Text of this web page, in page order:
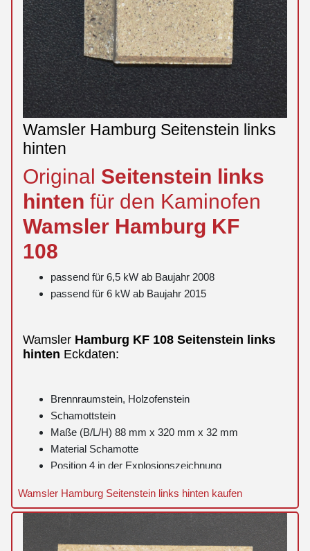
Wamsler Hamburg Seitenstein links
hinten
Original Seitenstein links
hinten für den Kaminofen
Wamsler Hamburg KF
108
passend für 6,5 kW ab Baujahr 2008
passend für 6 kW ab Baujahr 2015
Wamsler Hamburg KF 108 Seitenstein links
hinten Eckdaten:
Brennraumstein, Holzofenstein
Schamottstein
Maße (B/L/H) 88 mm x 320 mm x 32 mm
Material Schamotte
Position 4 in der Explosionszeichnung
Wamsler Hamburg Seitenstein links hinten kaufen